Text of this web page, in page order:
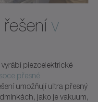
řešení v
piezoelektrické
přesné
umožňují ultra přesný
jako je vakuum,